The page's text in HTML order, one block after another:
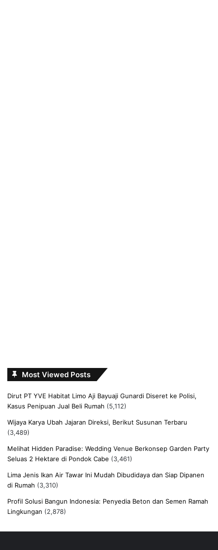
Most Viewed Posts
Dirut PT YVE Habitat Limo Aji Bayuaji Gunardi Diseret ke Polisi,
Kasus Penipuan Jual Beli Rumah (5,112)
Wijaya Karya Ubah Jajaran Direksi, Berikut Susunan Terbaru
(3,489)
Melihat Hidden Paradise: Wedding Venue Berkonsep Garden Party
Seluas 2 Hektare di Pondok Cabe (3,461)
Lima Jenis Ikan Air Tawar Ini Mudah Dibudidaya dan Siap Dipanen
di Rumah (3,310)
Profil Solusi Bangun Indonesia: Penyedia Beton dan Semen Ramah
Lingkungan (2,878)